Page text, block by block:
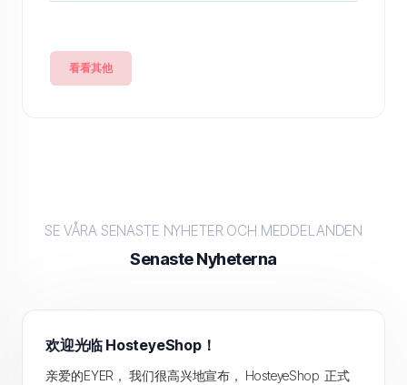
看看其他
SE VÅRA SENASTE NYHETER OCH MEDDELANDEN
Senaste Nyheterna
欢迎光临 HosteyeShop！
亲爱的EYER， 我们很高兴地宣布， HosteyeShop 正式